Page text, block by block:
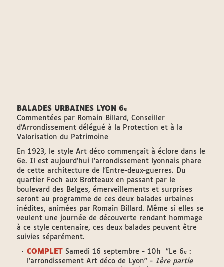
BALADES URBAINES LYON 6e
Commentées par Romain Billard, Conseiller
d'Arrondissement délégué à la Protection et à la
Valorisation du Patrimoine
En 1923, le style Art déco commençait à éclore dans le
6e. Il est aujourd'hui l'arrondissement lyonnais phare
de cette architecture de l'Entre-deux-guerres. Du
quartier Foch aux Brotteaux en passant par le
boulevard des Belges, émerveillements et surprises
seront au programme de ces deux balades urbaines
inédites, animées par Romain Billard. Même si elles se
veulent une journée de découverte rendant hommage
à ce style centenaire, ces deux balades peuvent être
suivies séparément.
COMPLET Samedi 16 septembre - 10h "Le 6e :
l'arrondissement Art déco de Lyon" - 1ère partie